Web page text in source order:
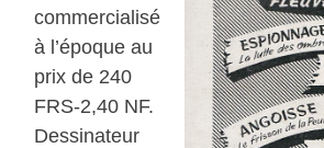
commercialisé
à l’époque au
prix de 240
FRS-2,40 NF.
Dessinateur